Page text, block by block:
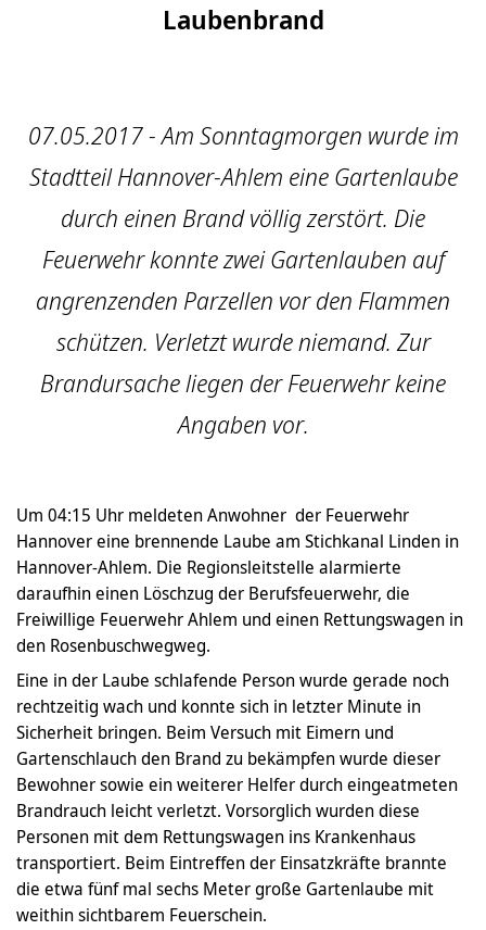
Laubenbrand
07.05.2017 - Am Sonntagmorgen wurde im
Stadtteil Hannover-Ahlem eine Gartenlaube
durch einen Brand völlig zerstört. Die
Feuerwehr konnte zwei Gartenlauben auf
angrenzenden Parzellen vor den Flammen
schützen. Verletzt wurde niemand. Zur
Brandursache liegen der Feuerwehr keine
Angaben vor.
Um 04:15 Uhr meldeten Anwohner der Feuerwehr
Hannover eine brennende Laube am Stichkanal Linden in
Hannover-Ahlem. Die Regionsleitstelle alarmierte
daraufhin einen Löschzug der Berufsfeuerwehr, die
Freiwillige Feuerwehr Ahlem und einen Rettungswagen in
den Rosenbuschwegweg.
Eine in der Laube schlafende Person wurde gerade noch
rechtzeitig wach und konnte sich in letzter Minute in
Sicherheit bringen. Beim Versuch mit Eimern und
Gartenschlauch den Brand zu bekämpfen wurde dieser
Bewohner sowie ein weiterer Helfer durch eingeatmeten
Brandrauch leicht verletzt. Vorsorglich wurden diese
Personen mit dem Rettungswagen ins Krankenhaus
transportiert. Beim Eintreffen der Einsatzkräfte brannte
die etwa fünf mal sechs Meter große Gartenlaube mit
weithin sichtbarem Feuerschein.